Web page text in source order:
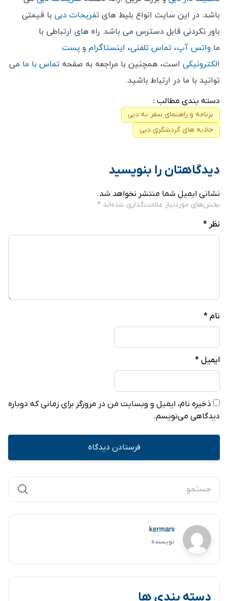
باشد. در این سایت انواع بلیط های تفریحات دبی با قیمتی
باور نکردنی قابل دسترس می باشد. راه های ارتباطی با
ما واتس آپ، تماس تلفنی، اینستاگرام و پست
الکترونیکی است، همچنین با مراجعه به صفحه تماس با ما می
توانید با ما در ارتباط باشید.
دسته بندی مطالب :
برنامه و راهنمای سفر به دبی
جاذبه های گردشگری دبی
دیدگاهتان را بنویسید
نشانی ایمیل شما منتشر نخواهد شد.
بخش‌های موردنیاز علامت‌گذاری شده‌اند *
نظر *
نام *
ایمیل *
ذخیره نام، ایمیل و وبسایت من در مرورگر برای زمانی که دوباره
دیدگاهی می‌نویسم.
kermani
نویسنده
دسته بندی ها